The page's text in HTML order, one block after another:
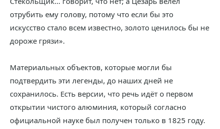
отрубить ему голову, потому что если бы это
искусство стало всем известно, золото ценилось бы не
дороже грязи».
Материальных объектов, которые могли бы
подтвердить эти легенды, до наших дней не
сохранилось. Есть версии, что речь идёт о первом
открытии чистого алюминия, который согласно
официальной науке был получен только в 1825 году.